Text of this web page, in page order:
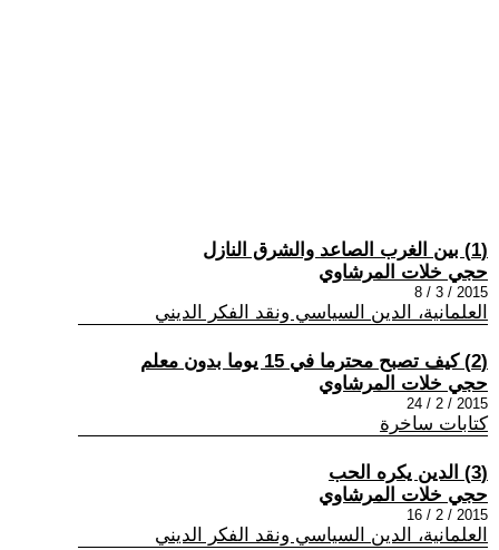
(1) بين الغرب الصاعد والشرق النازل
حجي خلات المرشاوي
2015 / 3 / 8
العلمانية، الدين السياسي ونقد الفكر الديني
(2) كيف تصبح محترما في 15 يوما بدون معلم
حجي خلات المرشاوي
2015 / 2 / 24
كتابات ساخرة
(3) الدين يكره الحب
حجي خلات المرشاوي
2015 / 2 / 16
العلمانية، الدين السياسي ونقد الفكر الديني